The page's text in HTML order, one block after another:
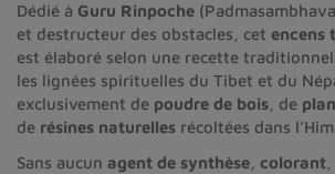
Dédié à Guru Rinpoche
et destructeur des obstacles, cet encens
est élaboré selon une recette
les lignées spirituelles du Tibet et du
exclusivement de poudre de bois , de
de résines naturelles récoltées dans
Sans aucun agent de synthèse colorant